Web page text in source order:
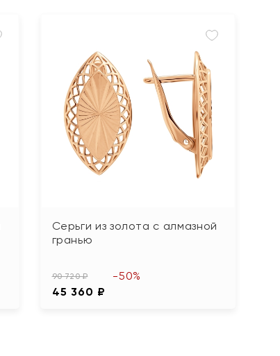
Серьги из золота с алмазной
гранью
90 720 ₽
45 360 ₽
-50%